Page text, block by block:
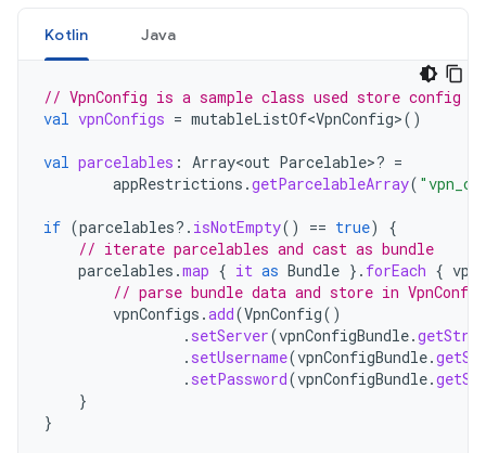
Kotlin Java
// VpnConfig is a sample class used store config
val vpnConfigs = mutableListOf<VpnConfig>()
val parcelables : Array<out Parcelable>? =
appRestrictions .getParcelableArray(
if (parcelables?. isNotEmpty() == true)
{
// iterate parcelables and cast as bundle
parcelables .map { it as Bundle }. forEach {
// parse bundle data and store in
vpnConfigs .add(VpnConfig()
. setServer(vpnConfigBundle.
. setUsername(vpnConfigBundle.
. setPassword(vpnConfigBundle.
}
}